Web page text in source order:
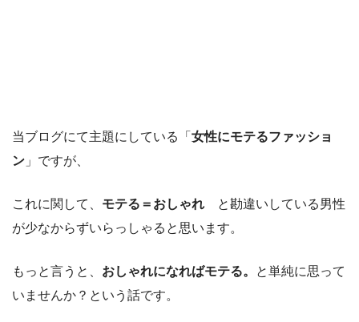
当ブログにて主題にしている「 女性にモテるファッショ
ン 」ですが、
これに関して、 モテる＝おしゃれ
と勘違いしている男性
が少なからずいらっしゃると思います。
もっと言うと、 おしゃれになればモテる。
と単純に思って
いませんか？という話です。